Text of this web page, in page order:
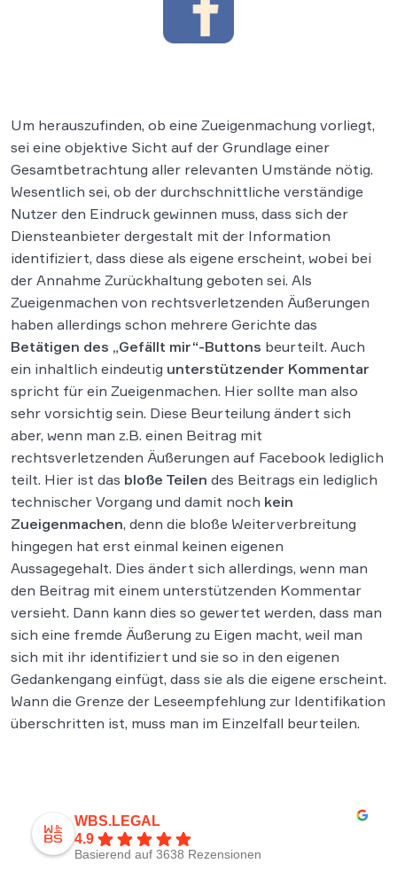
Um herauszufinden, ob eine Zueigenmachung vorliegt,
sei eine objektive Sicht auf der Grundlage einer
Gesamtbetrachtung aller relevanten Umstände nötig.
Wesentlich sei, ob der durchschnittliche verständige
Nutzer den Eindruck gewinnen muss, dass sich der
Diensteanbieter dergestalt mit der Information
identifiziert, dass diese als eigene erscheint, wobei bei
der Annahme Zurückhaltung geboten sei. Als
Zueigenmachen von rechtsverletzenden Äußerungen
haben allerdings schon mehrere Gerichte das
Betätigen des „Gefällt mir“-Buttons beurteilt. Auch
ein inhaltlich eindeutig unterstützender Kommentar
spricht für ein Zueigenmachen. Hier sollte man also
sehr vorsichtig sein. Diese Beurteilung ändert sich
aber, wenn man z.B. einen Beitrag mit
rechtsverletzenden Äußerungen auf Facebook lediglich
teilt. Hier ist das bloße Teilen des Beitrags ein lediglich
technischer Vorgang und damit noch kein
Zueigenmachen, denn die bloße Weiterverbreitung
hingegen hat erst einmal keinen eigenen
Aussagegehalt. Dies ändert sich allerdings, wenn man
den Beitrag mit einem unterstützenden Kommentar
versieht. Dann kann dies so gewertet werden, dass man
sich eine fremde Äußerung zu Eigen macht, weil man
sich mit ihr identifiziert und sie so in den eigenen
Gedankengang einfügt, dass sie als die eigene erscheint.
Wann die Grenze der Leseempfehlung zur Identifikation
überschritten ist, muss man im Einzelfall beurteilen.
WBS.LEGAL
4.9
Basierend auf 3638 Rezensionen